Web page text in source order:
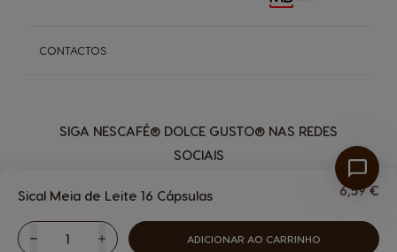
SIGA NESCAFÉ® DOLCE GUSTO® NAS REDES
SOCIAIS
CONTACTOS
Máquinas
Sical Meia de Leite 16 Cápsulas 6,59 €
QuantidadeAumentar
ADICIONAR AO CARRINHO